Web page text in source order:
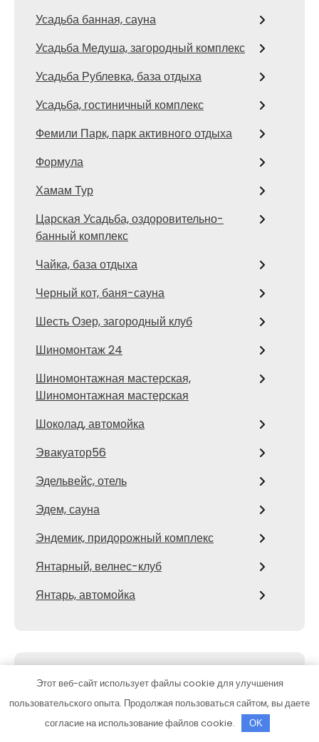
Усадьба банная, сауна
Усадьба Медуша, загородный комплекс
Усадьба Рублевка, база отдыха
Усадьба, гостиничный комплекс
Фемили Парк, парк активного отдыха
Формула
Хамам Тур
Царская Усадьба, оздоровительно-
банный комплекс
Чайка, база отдыха
Черный кот, баня-сауна
Шесть Озер, загородный клуб
Шиномонтаж 24
Шиномонтажная мастерская,
Шиномонтажная мастерская
Шоколад, автомойка
Эвакуатор56
Эдельвейс, отель
Эдем, сауна
Эндемик, придорожный комплекс
Янтарный, велнес-клуб
Янтарь, автомойка
ЧИТАЕМ В РУБРИКАХ
Этот веб-сайт использует файлы cookie для улучшения
пользовательского опыта. Продолжая пользоваться сайтом, вы даете
согласие на использование файлов cookie.
OK